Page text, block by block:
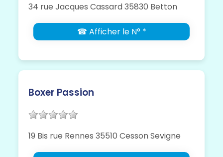
34 rue Jacques Cassard 35830 Betton
☎ Afficher le N° *
Boxer Passion
19 Bis rue Rennes 35510 Cesson Sevigne